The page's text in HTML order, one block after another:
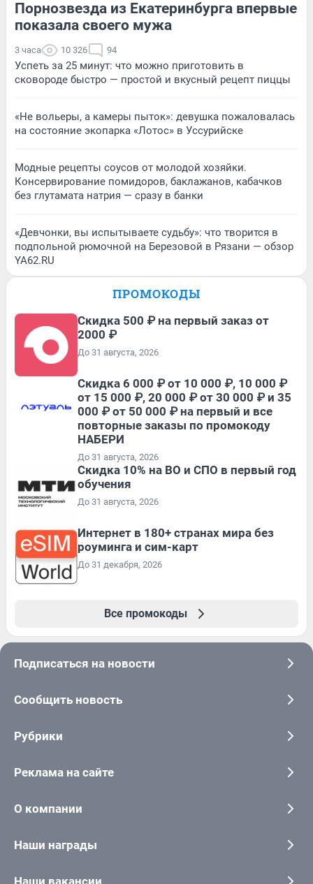
Порнозвезда из Екатеринбурга впервые
показала своего мужа
3 часа 10 326 94
Успеть за 25 минут: что можно приготовить в
сковороде быстро — простой и вкусный рецепт пиццы
«Не вольеры, а камеры пыток»: девушка пожаловалась
на состояние экопарка «Лотос» в Уссурийске
Модные рецепты соусов от молодой хозяйки.
Консервирование помидоров, баклажанов, кабачков
без глутамата натрия — сразу в банки
«Девчонки, вы испытываете судьбу»: что творится в
подпольной рюмочной на Березовой в Рязани — обзор
YA62.RU
ПРОМОКОДЫ
Скидка 500 ₽ на первый заказ от
2000 ₽
До 31 августа, 2026
Скидка 6 000 ₽ от 10 000 ₽, 10 000 ₽
от 15 000 ₽, 20 000 ₽ от 30 000 ₽ и 35
000 ₽ от 50 000 ₽ на первый и все
повторные заказы по промокоду
НАБЕРИ
До 31 августа, 2026
Скидка 10% на ВО и СПО в первый год
обучения
До 31 августа, 2026
Интернет в 180+ странах мира без
роуминга и сим-карт
До 31 декабря, 2026
Все промокоды
Подписаться на новости
Сообщить новость
Рубрики
Реклама на сайте
О компании
Наши награды
Наши вакансии